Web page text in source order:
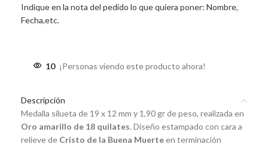
Indique en la nota del pedido lo que quiera poner: Nombre,
Fecha,etc.
10 ¡Personas viendo este producto ahora!
Descripción
Medalla silueta de 19 x 12 mm y 1,90 gr de peso, realizada en
Oro amarillo de 18 quilates. Diseño estampado con cara a
relieve de Cristo de la Buena Muerteen terminación